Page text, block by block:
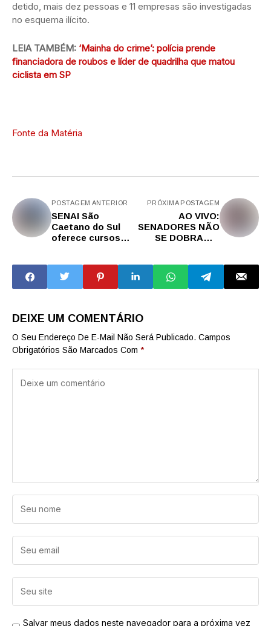
detido, mais dez pessoas e 11 empresas são investigadas
no esquema ilícito.
LEIA TAMBÉM: ‘Mainha do crime’: polícia prende
financiadora de roubos e líder de quadrilha que matou
ciclista em SP
Fonte da Matéria
POSTAGEM ANTERIOR
SENAI São
Caetano do Sul
oferece cursos
mais de 1.420
vagas
PRÓXIMA POSTAGEM
AO VIVO:
SENADORES NÃO
SE DOBRAM A
ABSURDOS DE
LULA E
ESCALADA
DEIXE UM COMENTÁRIO
O Seu Endereço De E-Mail Não Será Publicado. Campos
Obrigatórios São Marcados Com *
Salvar meus dados neste navegador para a próxima vez